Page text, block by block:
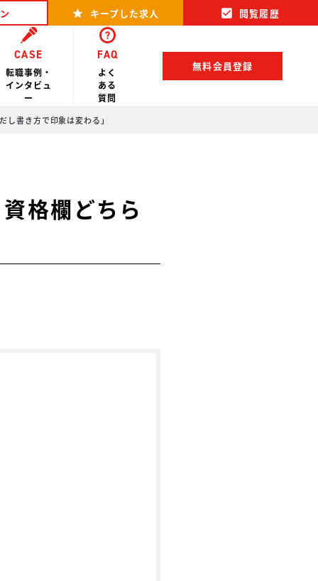
キープした求人 閲覧履歴
CASE
転職事例・
インタビュ
ー
FAQ
よく
ある
質問
無料会員登録
書き方で印象は変わる」
格欄どちら